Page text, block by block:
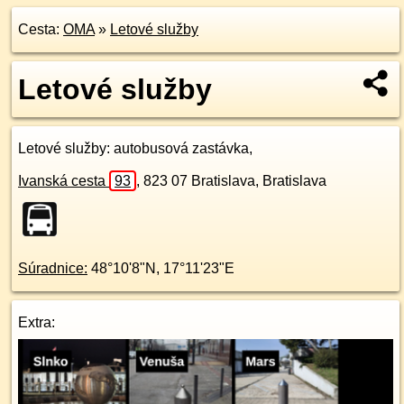
Cesta: OMA» Letové služby
Letové služby
Letové služby: autobusová zastávka,
Ivanská cesta 93 , 823 07 Bratislava, Bratislava
Súradnice: 48°10'8"N , 17°11'23"E
Extra: